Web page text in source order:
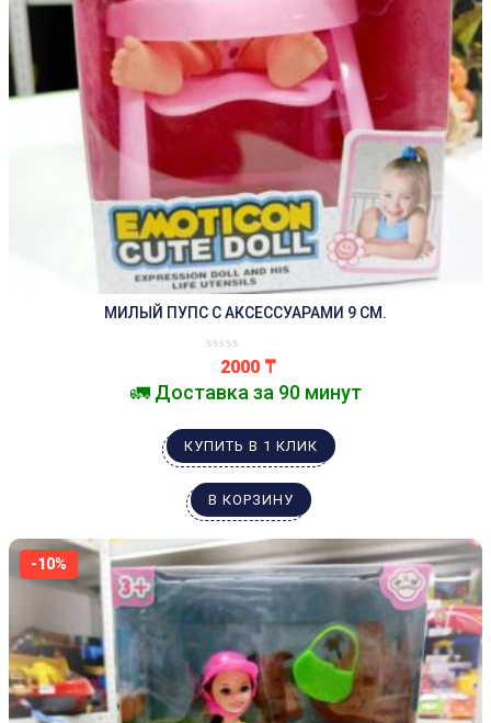
МИЛЫЙ ПУПС С АКСЕССУАРАМИ 9 СМ.
2000 ₸
🚛 Доставка за 90 минут
КУПИТЬ В 1 КЛИК
В КОРЗИНУ
-10%